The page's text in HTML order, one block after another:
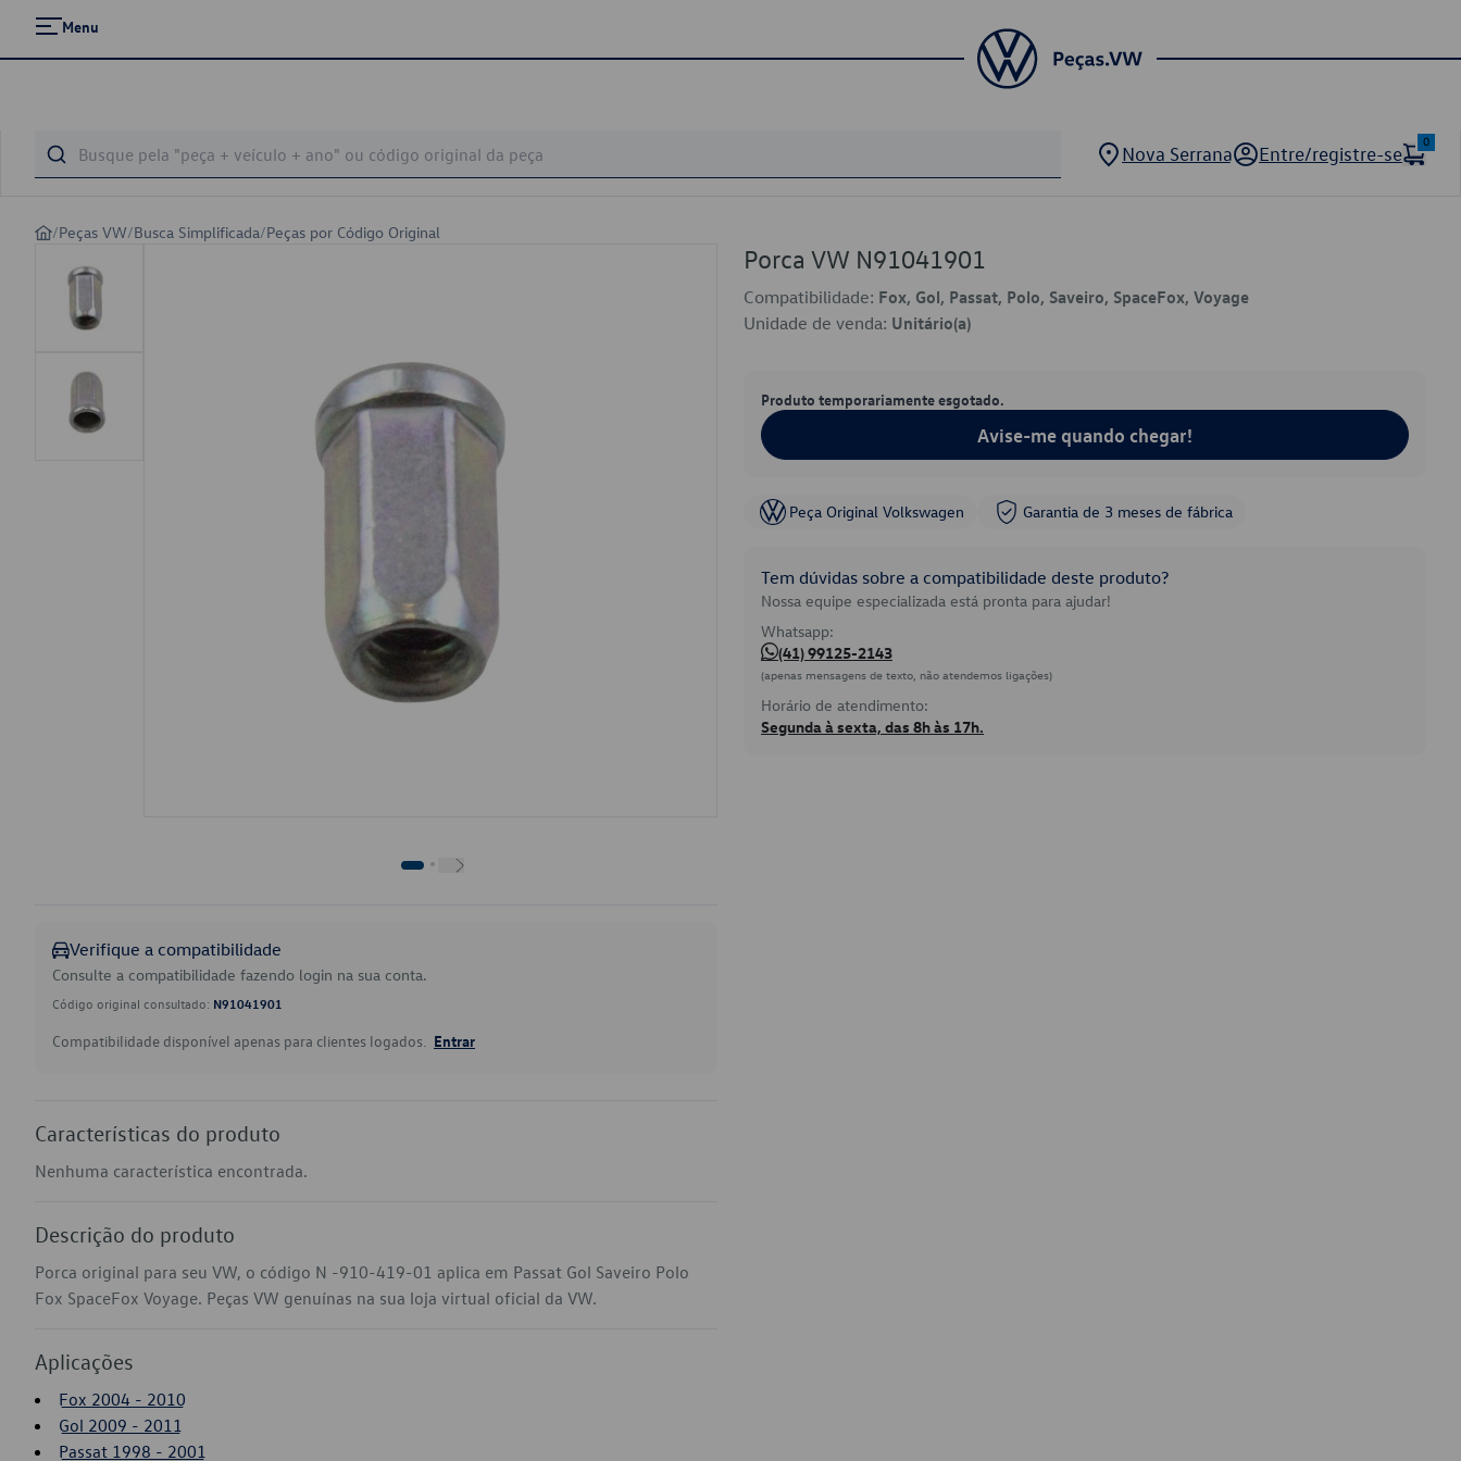
Menu
Nova Serrana Entre/registre-se
0
/Peças VW/Busca Simplificada/Peças por Código Original
Verifique a compatibilidade
Consulte a compatibilidade fazendo login na sua conta.
Código original consultado: N91041901
Compatibilidade disponível apenas para clientes logados. Entrar
Características do produto
Nenhuma característica encontrada.
Descrição do produto
Porca original para seu VW, o código N -910-419-01 aplica em Passat Gol Saveiro Polo
Fox SpaceFox Voyage. Peças VW genuínas na sua loja virtual oficial da VW.
Aplicações
Fox 2004 - 2010
Gol 2009 - 2011
Passat 1998 - 2001
Porca VW N91041901
Compatibilidade: Fox, Gol, Passat, Polo, Saveiro, SpaceFox, Voyage
Unidade de venda: Unitário(a)
Produto temporariamente esgotado.
Avise-me quando chegar!
Peça Original Volkswagen Garantia de 3 meses de fábrica
Tem dúvidas sobre a compatibilidade deste produto?
Nossa equipe especializada está pronta para ajudar!
Whatsapp:
(41) 99125-2143
(apenas mensagens de texto, não atendemos ligações)
Horário de atendimento:
Segunda à sexta, das 8h às 17h.